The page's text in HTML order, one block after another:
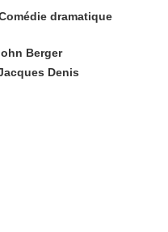
dramatique
Berger
Denis